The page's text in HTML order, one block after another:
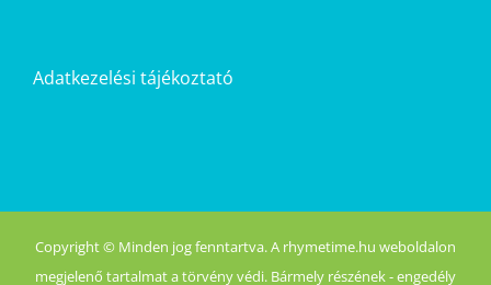
Adatkezelési tájékoztató
Copyright © Minden jog fenntartva. A rhymetime.hu weboldalon
megjelenő tartalmat a törvény védi. Bármely részének - engedély